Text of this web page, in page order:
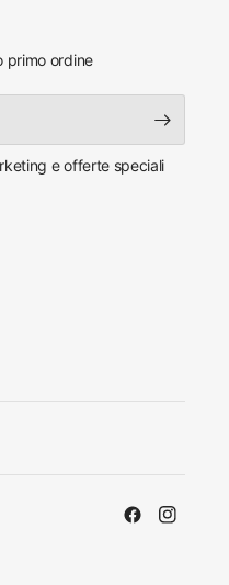
primo ordine
e offerte speciali